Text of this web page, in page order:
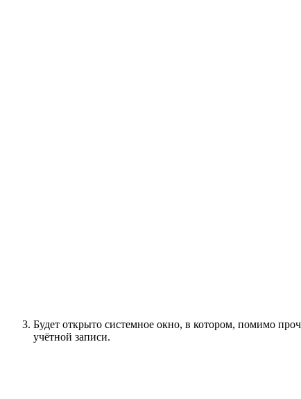
Будет открыто системное окно, в котором, помимо
учётной записи.